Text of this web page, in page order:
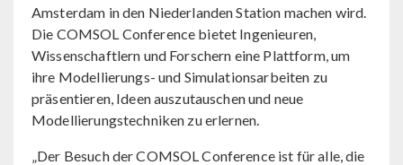
Amsterdam in den Niederlanden Station machen wird.
Die COMSOL Conference bietet Ingenieuren,
Wissenschaftlern und Forschern eine Plattform, um
ihre Modellierungs- und Simulationsarbeiten zu
präsentieren, Ideen auszutauschen und neue
Modellierungstechniken zu erlernen.
„Der Besuch der COMSOL Conference ist für alle, die